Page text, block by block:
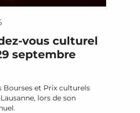
vous culturel
septembre
Bourses et Prix culturels
lors de son